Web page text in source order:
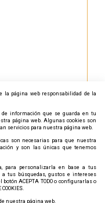
la página web responsabilidad de la
información que se guarda en tu
página web. Algunas cookies son
servicios para nuestra página web.
son necesarias para que nuestra
y son las únicas que tenemos
para personalizarla en base a tus
tus búsquedas, gustos e intereses
ACEPTA TODO o configurarlas o
nuestra página web.